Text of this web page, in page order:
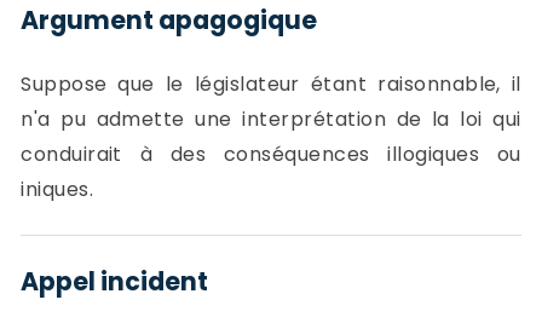
Argument apagogique
Suppose que le législateur étant raisonnable, il
n'a pu admette une interprétation de la loi qui
conduirait à des conséquences illogiques ou
iniques.
Appel incident